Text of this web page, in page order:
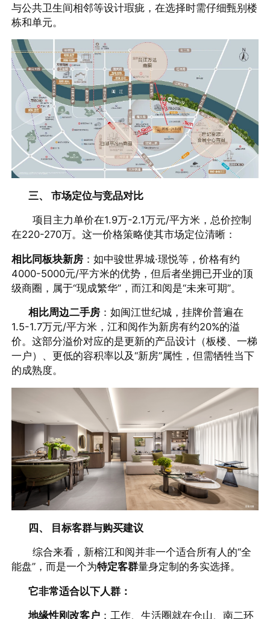
与公共卫生间相邻等设计瑕疵，在选择时需仔细甄别楼
栋和单元。
三、 市场定位与竞品对比
项目主力单价在1.9万-2.1万元/平方米，总价控制
在220-270万。这一价格策略使其市场定位清晰：
相比同板块新房 ：如中骏世界城·璟悦等，价格有约
4000-5000元/平方米的优势，但后者坐拥已开业的顶
级商圈，属于“现成繁华”，而江和阅是“未来可期”。
相比周边二手房 ：如闽江世纪城，挂牌价普遍在
1.5-1.7万元/平方米，江和阅作为新房有约20%的溢
价。这部分溢价对应的是更新的产品设计（板楼、一梯
一户）、更低的容积率以及“新房”属性，但需牺牲当下
的成熟度。
四、 目标客群与购买建议
综合来看，新榕江和阅并非一个适合所有人的“全
能盘”，而是一个为特定客群量身定制的务实选择。
它非常适合以下人群：
地缘性刚改客户 ：工作、生活圈就在仓山、南二环